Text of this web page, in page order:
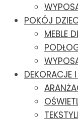
POKÓJ
MEBLE
DEKORACJE